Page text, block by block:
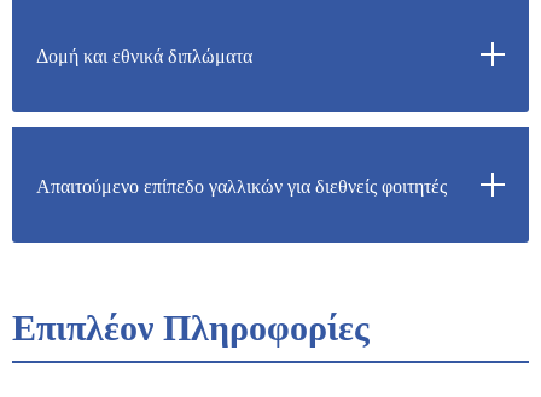
Δομή και εθνικά διπλώματα
Απαιτούμενο επίπεδο γαλλικών για διεθνείς φοιτητές
Επιπλέον Πληροφορίες